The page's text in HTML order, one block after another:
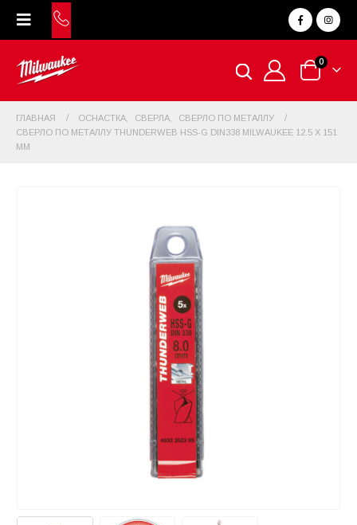
0
ГЛАВНАЯ ОСНАСТКА СВЕРЛА
СВЕРЛО ПО МЕТАЛЛУ
СВЕРЛО ПО МЕТАЛЛУ THUNDERWEB HSS-G DIN338 MILWAUKEE 12.5 X 151
ММ